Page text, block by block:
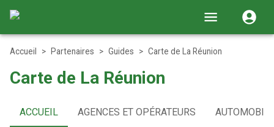
Accueil > Partenaires > Guides > Carte de La Réunion
Carte de La Réunion
ACCUEIL AGENCES ET OPÉRATEURS